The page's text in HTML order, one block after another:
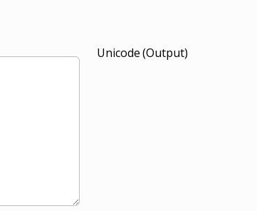
Unicode (Output)